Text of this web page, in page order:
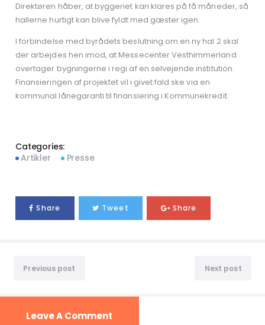
Direktøren håber, at byggeriet kan klares på få måneder, så
hallerne hurtigt kan blive fyldt med gæster igen.
I forbindelse med byrådets beslutning om en ny hal 2 skal
der arbejdes hen imod, at Messecenter Vesthimmerland
overtager bygningerne i regi af en selvejende institution.
Finansieringen af projektet vil i givet fald ske via en
kommunal lånegaranti til finansiering i Kommunekredit.
Categories:
Artikler
Presse
Share Tweet Share
Previous post Next post
Leave A Comment